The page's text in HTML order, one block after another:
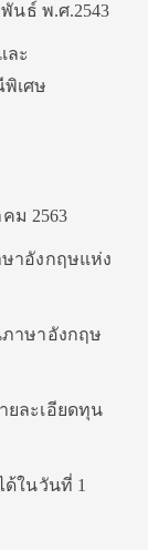
นธ์ พ.ศ.2543
ละ
เศษ
ม 2563
าอังกฤษแห่ง
าษาอังกฤษ
ยละเอียดทุน
ด้ในวันที่ 1